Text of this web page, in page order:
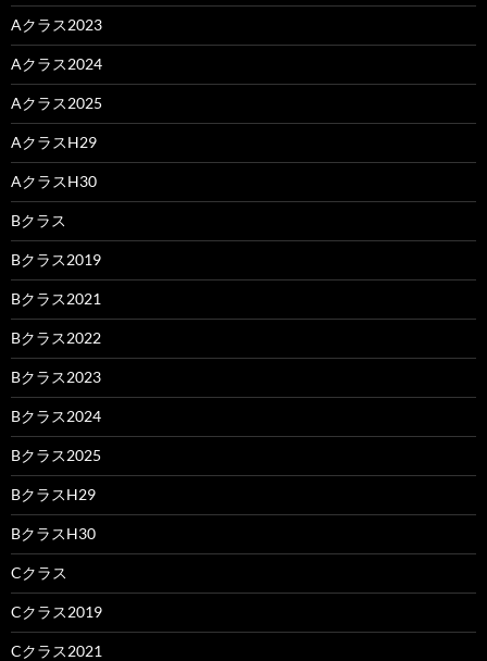
Aクラス2023
Aクラス2024
Aクラス2025
AクラスH29
AクラスH30
Bクラス
Bクラス2019
Bクラス2021
Bクラス2022
Bクラス2023
Bクラス2024
Bクラス2025
BクラスH29
BクラスH30
Cクラス
Cクラス2019
Cクラス2021